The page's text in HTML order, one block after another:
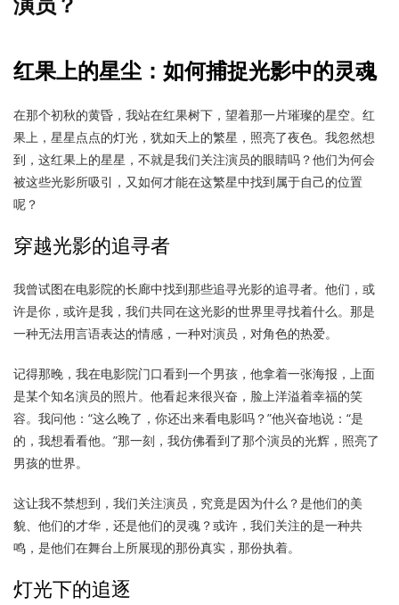
红果上的星尘：如何捕捉光影中的灵魂
在那个初秋的黄昏，我站在红果树下，望着那一片璀璨的星空。红
果上，星星点点的灯光，犹如天上的繁星，照亮了夜色。我忽然想
到，这红果上的星星，不就是我们关注演员的眼睛吗？他们为何会
被这些光影所吸引，又如何才能在这繁星中找到属于自己的位置
呢？
穿越光影的追寻者
我曾试图在电影院的长廊中找到那些追寻光影的追寻者。他们，或
许是你，或许是我，我们共同在这光影的世界里寻找着什么。那是
一种无法用言语表达的情感，一种对演员，对角色的热爱。
记得那晚，我在电影院门口看到一个男孩，他拿着一张海报，上面
是某个知名演员的照片。他看起来很兴奋，脸上洋溢着幸福的笑
容。我问他：“这么晚了，你还出来看电影吗？”他兴奋地说：“是
的，我想看看他。”那一刻，我仿佛看到了那个演员的光辉，照亮了
男孩的世界。
这让我不禁想到，我们关注演员，究竟是因为什么？是他们的美
貌、他们的才华，还是他们的灵魂？或许，我们关注的是一种共
鸣，是他们在舞台上所展现的那份真实，那份执着。
灯光下的追逐